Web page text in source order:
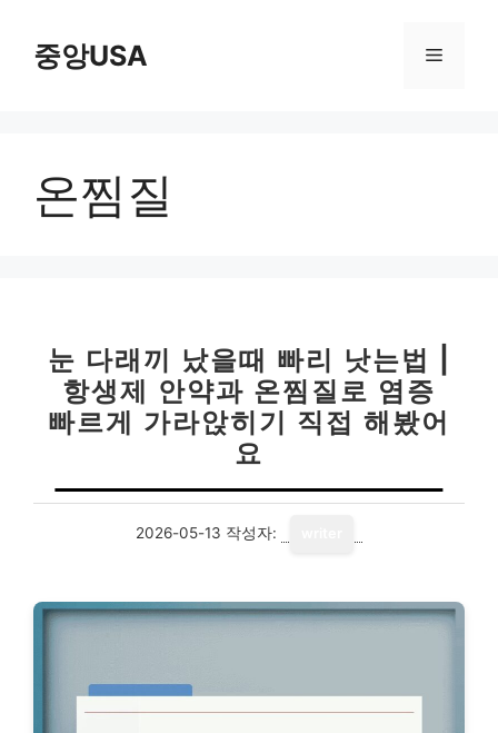
중앙USA 메
온찜질
눈 다래끼 났을때 빠리 낫는법 |
항생제 안약과 온찜질로 염증
빠르게 가라앉히기 직접 해봤어
요
2026-05-13 작성자: